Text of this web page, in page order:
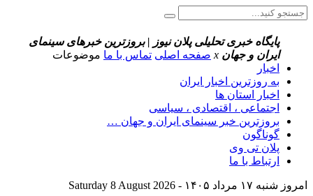
پایگاه خبری تحلیلی پلان نیوز | بروزترین خبرهای سینمای
ایران و جهان x صفحه اصلی تماس با ما موضوعات
اخبار
به روزترین اخبار ایران
اخبار استان ها
اجتماعی ، اقتصادی ، سیاسی
بروزترین خبر سینمای ایران و جهان …
گوناگون
پلان تی وی
ارتباط با ما
امروز شنبه ۱۷ مرداد ۱۴۰۵ - Saturday 8 August 2026